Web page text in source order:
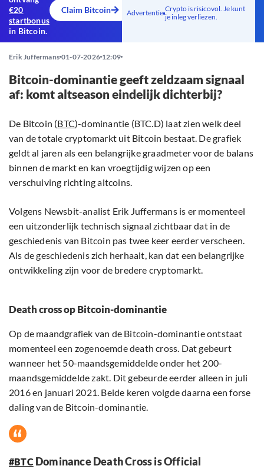
€20
startbonus
in Bitcoin.
Claim Bitcoin Advertentie Crypto is risicovol. Je kunt
je inleg verliezen.
Erik Juffermans 01-07-2026 12:09
Bitcoin-dominantie geeft zeldzaam signaal
af: komt altseason eindelijk dichterbij?
De Bitcoin (BTC)-dominantie (BTC.D) laat zien welk deel
van de totale cryptomarkt uit Bitcoin bestaat. De grafiek
geldt al jaren als een belangrijke graadmeter voor de balans
binnen de markt en kan vroegtijdig wijzen op een
verschuiving richting altcoins.
Volgens Newsbit-analist Erik Juffermans is er momenteel
een uitzonderlijk technisch signaal zichtbaar dat in de
geschiedenis van Bitcoin pas twee keer eerder verscheen.
Als de geschiedenis zich herhaalt, kan dat een belangrijke
ontwikkeling zijn voor de bredere cryptomarkt.
Death cross op Bitcoin-dominantie
Op de maandgrafiek van de Bitcoin-dominantie ontstaat
momenteel een zogenoemde death cross. Dat gebeurt
wanneer het 50-maandsgemiddelde onder het 200-
maandsgemiddelde zakt. Dit gebeurde eerder alleen in juli
2016 en januari 2021. Beide keren volgde daarna een forse
daling van de Bitcoin-dominantie.
#BTCDominance Death Cross is Official